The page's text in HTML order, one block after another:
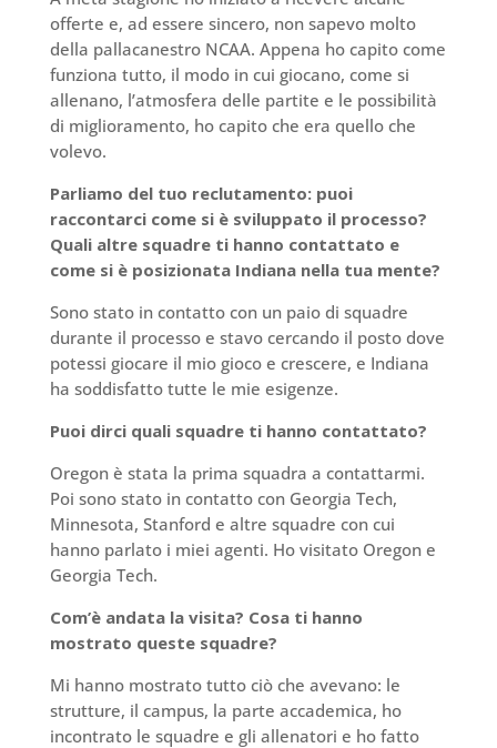
offerte e, ad essere sincero, non sapevo molto
della pallacanestro NCAA. Appena ho capito come
funziona tutto, il modo in cui giocano, come si
allenano, l’atmosfera delle partite e le possibilità
di miglioramento, ho capito che era quello che
volevo.
Parliamo del tuo reclutamento: puoi
raccontarci come si è sviluppato il processo?
Quali altre squadre ti hanno contattato e
come si è posizionata Indiana nella tua mente?
Sono stato in contatto con un paio di squadre
durante il processo e stavo cercando il posto dove
potessi giocare il mio gioco e crescere, e Indiana
ha soddisfatto tutte le mie esigenze.
Puoi dirci quali squadre ti hanno contattato?
Oregon è stata la prima squadra a contattarmi.
Poi sono stato in contatto con Georgia Tech,
Minnesota, Stanford e altre squadre con cui
hanno parlato i miei agenti. Ho visitato Oregon e
Georgia Tech.
Com’è andata la visita? Cosa ti hanno
mostrato queste squadre?
Mi hanno mostrato tutto ciò che avevano: le
strutture, il campus, la parte accademica, ho
incontrato le squadre e gli allenatori e ho fatto